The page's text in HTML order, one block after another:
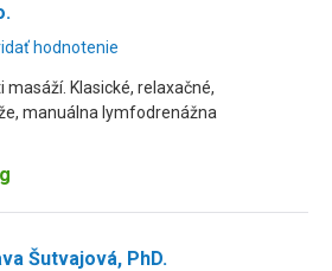
hodnotenie
masáží. Klasické, relaxačné,
manuálna lymfodrenážna
Šutvajová, PhD.